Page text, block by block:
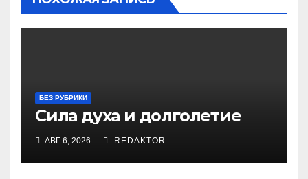
БЕЗ РУБРИКИ
Сила духа и долголетие
АВГ 6, 2026 REDAKTOR